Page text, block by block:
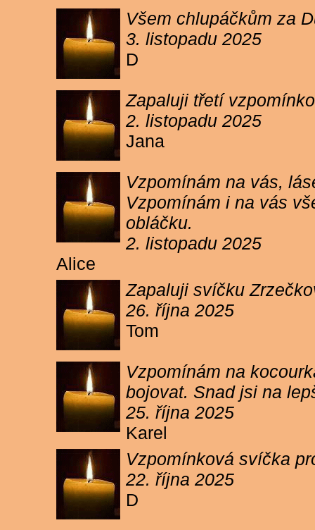
Všem chlupáčkům za
3. listopadu 2025
D
Zapaluji třetí
2. listopadu 2025
Jana
Vzpomínám na vás,
Vzpomínám i na vás
obláčku.
2. listopadu 2025
Alice
Zapaluji svíčku
26. října 2025
Tom
Vzpomínám na
bojovat. Snad jsi na
25. října 2025
Karel
Vzpomínková svíčka
22. října 2025
D